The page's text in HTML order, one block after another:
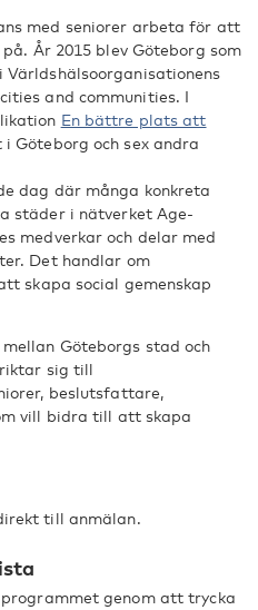
med seniorer arbeta för att
År 2015 blev Göteborg som
and communities. I
En bättre plats att
Göteborg och sex andra
dag där många konkreta
städer i nätverket Age-
medverkar och delar med
Det handlar om
skapa social gemenskap
Göteborgs stad och
sig till
beslutsfattare,
vill bidra till att skapa
till anmälan.
genom att trycka